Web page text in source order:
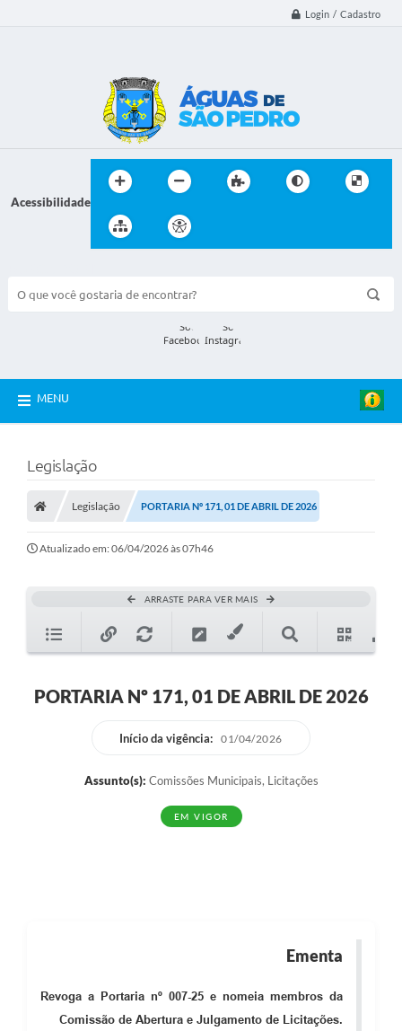
Login / Cadastro
Acessibilidade
MENU
Legislação
Legislação PORTARIA Nº 171, 01 DE ABRIL DE 2026
Atualizado em: 06/04/2026 às 07h46
ARRASTE PARA VER MAIS
PORTARIA Nº 171, 01 DE ABRIL DE 2026
Início da vigência: 01/04/2026
Assunto(s): Comissões Municipais, Licitações
EM VIGOR
Ementa
Revoga a Portaria nº 007-25 e nomeia membros da
Comissão de Abertura e Julgamento de Licitações.